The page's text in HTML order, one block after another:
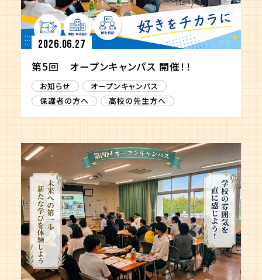
2026.06.27
第5回 オープンキャンパス 開催！！
お知らせ
オープンキャンパス
保護者の方へ
高校の先生方へ